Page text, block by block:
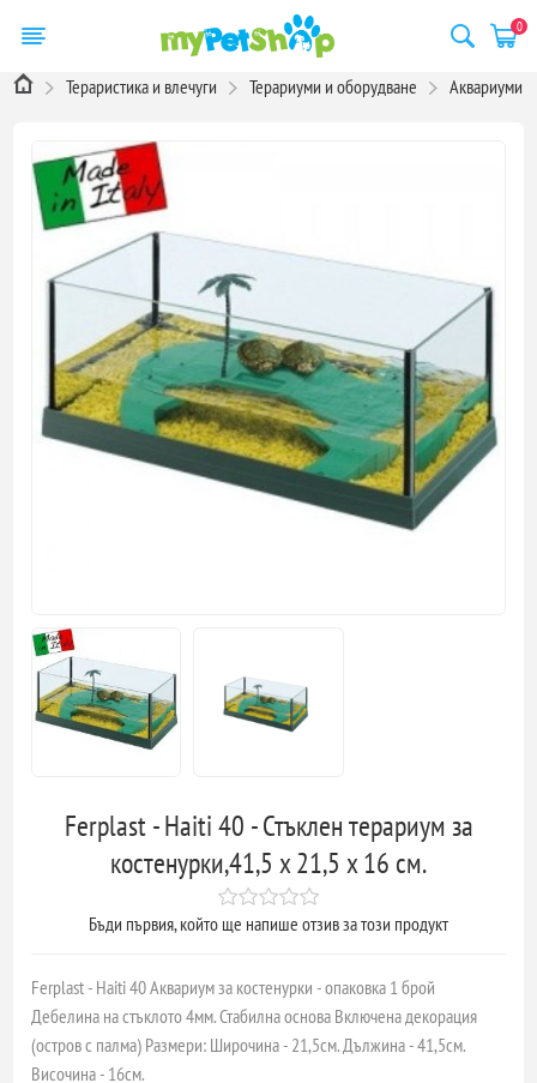
0
Тераристика и влечуги Терариуми и оборудване Аквариуми
Ferplast - Haiti 40 - Стъклен терариум за
костенурки,41,5 x 21,5 x 16 см.
Бъди първия, който ще напише отзив за този продукт
Ferplast - Haiti 40 Аквариум за костенурки - опаковка 1 брой
Дебелина на стъклото 4мм. Стабилна основа Включена декорация
(остров с палма) Размери: Широчина - 21,5см. Дължина - 41,5см.
Височина - 16см.